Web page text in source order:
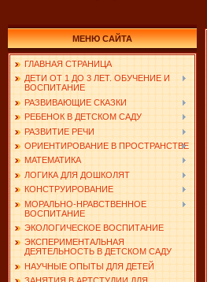
МЕНЮ САЙТА
ГЛАВНАЯ СТРАНИЦА
ДЕТИ ОТ 1 ДО 3 ЛЕТ. ОБУЧЕНИЕ И
ВОСПИТАНИЕ
РАЗВИВАЮЩИЕ СКАЗКИ
РЕБЕНОК В ДЕТСКОМ САДУ
РАЗВИТИЕ РЕЧИ
ОРИЕНТИРОВАНИЕ В ПРОСТРАНСТВЕ
МАТЕМАТИКА
ЛОГИКА ДЛЯ ДОШКОЛЯТ
КОНСТРУИРОВАНИЕ
МОРАЛЬНО-НРАВСТВЕННОЕ
ВОСПИТАНИЕ
ЭКОЛОГИЧЕСКОЕ ВОСПИТАНИЕ
ЭКСПЕРИМЕНТАЛЬНАЯ
ДЕЯТЕЛЬНОСТЬ В ДЕТСКОМ САДУ
НАУЧНЫЕ ОПЫТЫ ДЛЯ ДЕТЕЙ